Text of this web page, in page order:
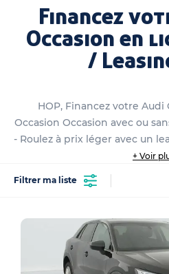
Financez
Occasion en
/
HOP, Financez votre Audi
Occasion Occasion avec ou
- Roulez à prix léger avec un
+ Voir
Filtrer ma liste